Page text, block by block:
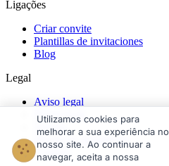
Ligações
Criar convite
Plantillas de invitaciones
Blog
Legal
Aviso legal
Privacidade
Termos
Direito de desistência
Cookies
Utilizamos cookies para
melhorar a sua experiência no
nosso site. Ao continuar a
navegar, aceita a nossa